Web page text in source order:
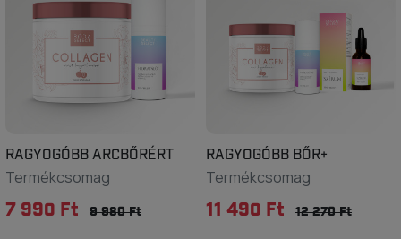
RAGYOGÓBB ARCBŐRÉRT
Termékcsomag
7 990 Ft 9 980 Ft
RAGYOGÓBB BŐR+
Termékcsomag
11 490 Ft 12 270 Ft